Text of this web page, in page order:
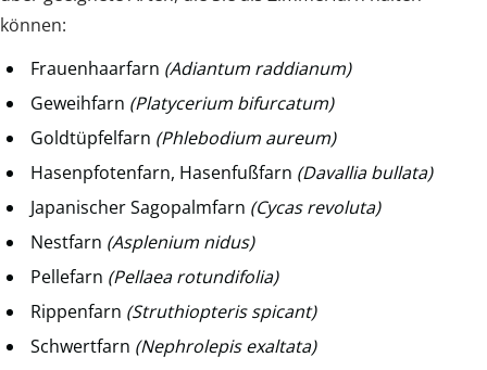
können:
Frauenhaarfarn (Adiantum raddianum)
Geweihfarn (Platycerium bifurcatum)
Goldtüpfelfarn (Phlebodium aureum)
Hasenpfotenfarn, Hasenfußfarn (Davallia bullata)
Japanischer Sagopalmfarn (Cycas revoluta)
Nestfarn (Asplenium nidus)
Pellefarn (Pellaea rotundifolia)
Rippenfarn (Struthiopteris spicant)
Schwertfarn (Nephrolepis exaltata)